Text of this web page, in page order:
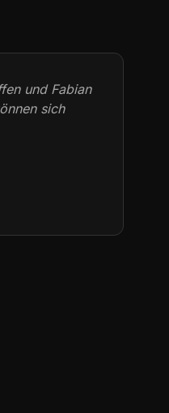
und Fabian
sich